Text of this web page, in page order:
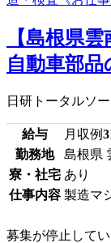
【島根県
自動車部品
日研トータルソ
給与 月収例
勤務地
島根県
寮・社宅 あり
仕事内容 製造マ
募集が停止して